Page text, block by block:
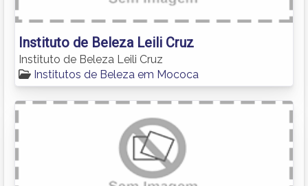
Instituto de Beleza Leili Cruz
Instituto de Beleza Leili Cruz
Institutos de Beleza em Mococa